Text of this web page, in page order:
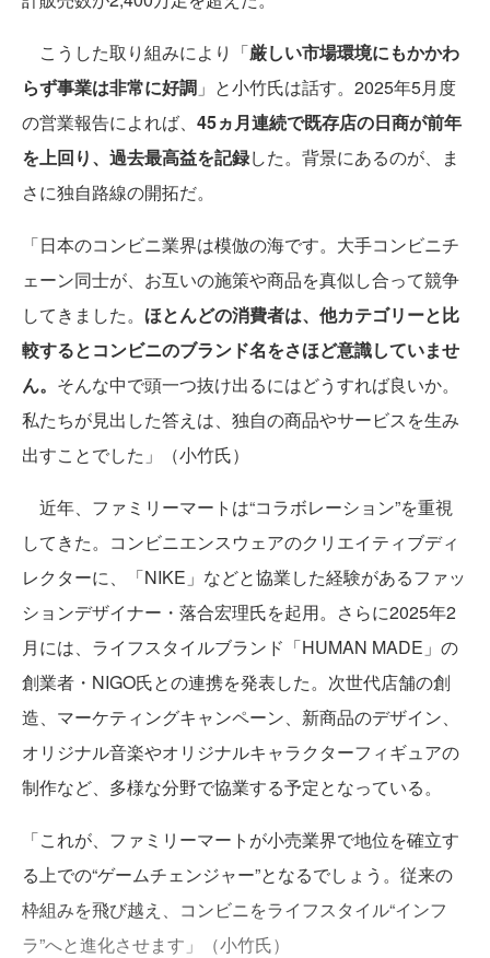
こうした取り組みにより「厳しい市場環境にもかかわ
らず事業は非常に好調 」と小竹氏は話す。2025年5月度
の営業報告によれば、 45ヵ月連続で既存店の日商が前年
を上回り、過去最高益を記録した。背景にあるのが、ま
さに独自路線の開拓だ。
「日本のコンビニ業界は模倣の海です。大手コンビニチ
ェーン同士が、お互いの施策や商品を真似し合って競争
してきました。 ほとんどの消費者は、他カテゴリーと比
較するとコンビニのブランド名をさほど意識していませ
ん。 そんな中で頭一つ抜け出るにはどうすれば良いか。
私たちが見出した答えは、独自の商品やサービスを生み
出すことでした」（小竹氏）
近年、ファミリーマートは“コラボレーション”を重視
してきた。コンビニエンスウェアのクリエイティブディ
レクターに、「NIKE」などと協業した経験があるファッ
ションデザイナー・落合宏理氏を起用。さらに2025年2
月には、ライフスタイルブランド「HUMAN MADE」の
創業者・NIGO氏との連携を発表した。次世代店舗の創
造、マーケティングキャンペーン、新商品のデザイン、
オリジナル音楽やオリジナルキャラクターフィギュアの
制作など、多様な分野で協業する予定となっている。
「これが、ファミリーマートが小売業界で地位を確立す
る上での“ゲームチェンジャー”となるでしょう。従来の
枠組みを飛び越え、コンビニをライフスタイル“インフ
ラ”へと進化させます」（小竹氏）